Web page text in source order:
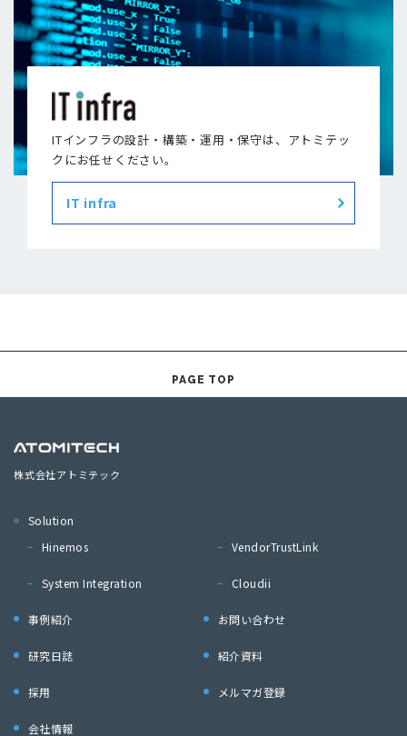
ITインフラの設計・構築・運用・保守は、アトミテッ
クにお任せください。
IT infra
PAGE TOP
株式会社アトミテック
Solution
Hinemos
VendorTrustLink
System Integration Cloudii
事例紹介
研究日誌
採用
会社情報
お問い合わせ
紹介資料
メルマガ登録